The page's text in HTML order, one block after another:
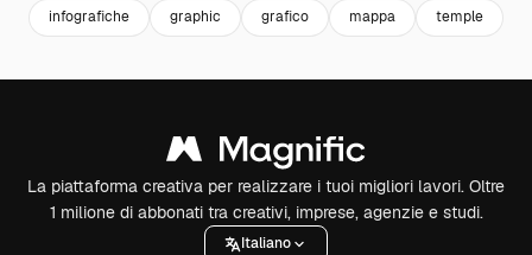
infografiche graphic grafico mappa temple
La piattaforma creativa per realizzare i tuoi migliori lavori. Oltre
1 milione di abbonati tra creativi, imprese, agenzie e studi.
Italiano